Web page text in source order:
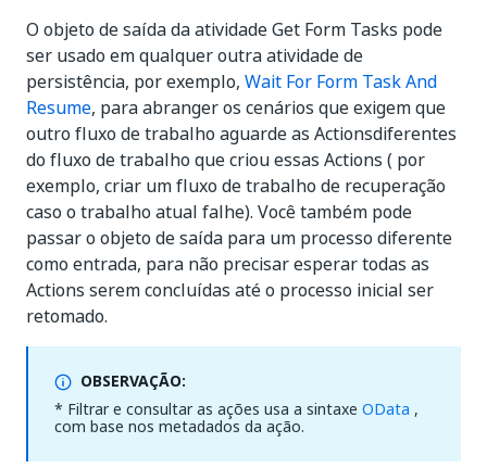
O objeto de saída da atividade Get Form Tasks pode
ser usado em qualquer outra atividade de
persistência, por exemplo, Wait For Form Task And
Resume, para abranger os cenários que exigem que
outro fluxo de trabalho aguarde as Actionsdiferentes
do fluxo de trabalho que criou essas Actions ( por
exemplo, criar um fluxo de trabalho de recuperação
caso o trabalho atual falhe). Você também pode
passar o objeto de saída para um processo diferente
como entrada, para não precisar esperar todas as
Actions serem concluídas até o processo inicial ser
retomado.
OBSERVAÇÃO:
* Filtrar e consultar as ações usa a sintaxe OData ,
com base nos metadados da ação.